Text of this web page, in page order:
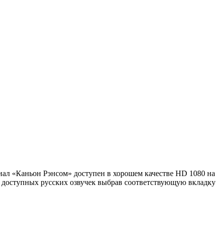
«Каньон Рэнсом» доступен в хорошем качестве HD 1080 на
русских озвучек выбрав соответствующую вкладку